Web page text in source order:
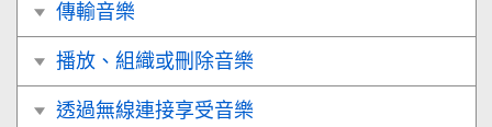
傳輸音樂
播放、組織或刪除音樂
透過無線連接享受音樂